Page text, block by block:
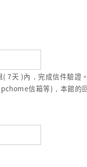
7天 )內，完成信件驗證
信箱等)，本館的